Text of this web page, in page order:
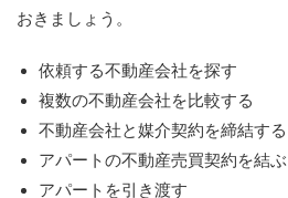
おきましょう。
依頼する不動産会社を探す
複数の不動産会社を比較する
不動産会社と媒介契約を締結する
アパートの不動産売買契約を結ぶ
アパートを引き渡す